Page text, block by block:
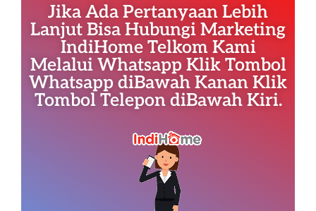
Jika Ada Pertanyaan Lebih
Lanjut Bisa Hubungi Marketing
IndiHome Telkom Kami
Melalui Whatsapp Klik Tombol
Whatsapp diBawah Kanan Klik
Tombol Telepon diBawah Kiri.